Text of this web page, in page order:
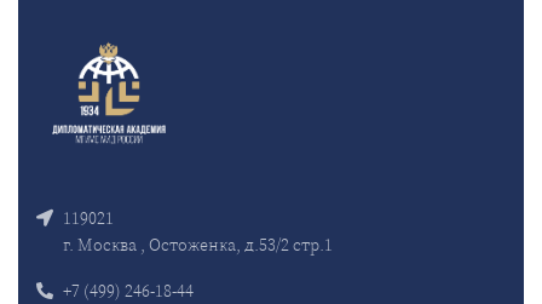
119021
г. Москва , Остоженка, д.53/2 стр.1
+7 (499) 246-18-44